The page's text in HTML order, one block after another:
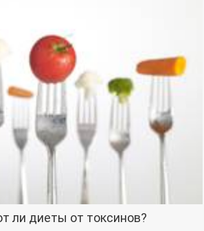
ли диеты от токсинов?